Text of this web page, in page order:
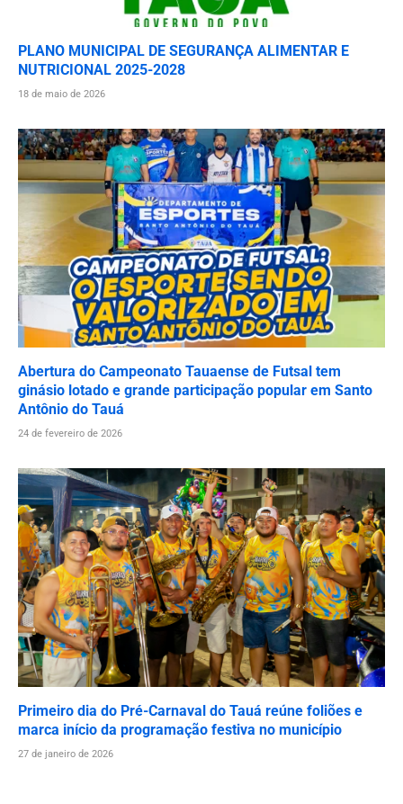
PLANO MUNICIPAL DE SEGURANÇA ALIMENTAR E
NUTRICIONAL 2025-2028
18 de maio de 2026
Abertura do Campeonato Tauaense de Futsal tem
ginásio lotado e grande participação popular em Santo
Antônio do Tauá
24 de fevereiro de 2026
Primeiro dia do Pré-Carnaval do Tauá reúne foliões e
marca início da programação festiva no município
27 de janeiro de 2026